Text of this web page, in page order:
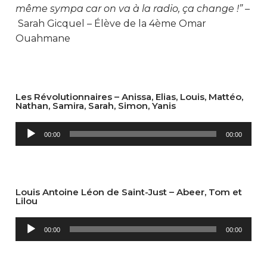
même sympa car on va à la radio, ça change !” –
Sarah Gicquel – Élève de la 4ème Omar
Ouahmane
Les Révolutionnaires – Anissa, Elias, Louis, Mattéo,
Nathan, Samira, Sarah, Simon, Yanis
Lecteur
audio
00:00 00:00
Louis Antoine Léon de Saint-Just – Abeer, Tom et
Lilou
Lecteur
audio
00:00 00:00